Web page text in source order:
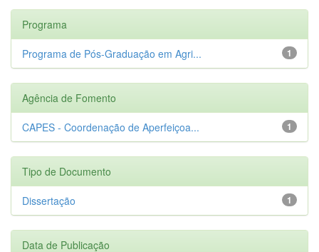
Programa
1
Programa de Pós-Graduação em Agri...
Agência de Fomento
1
CAPES - Coordenação de Aperfeiçoa...
Tipo de Documento
1
Dissertação
Data de Publicação